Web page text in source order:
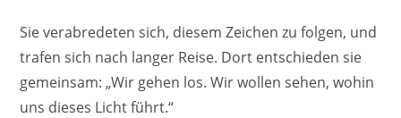
Sie verabredeten sich, diesem Zeichen zu folgen, und
trafen sich nach langer Reise. Dort entschieden sie
gemeinsam: „Wir gehen los. Wir wollen sehen, wohin
uns dieses Licht führt.“